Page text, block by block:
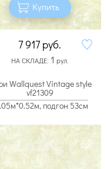
Купить
7 917 руб.
НА СКЛАДЕ: 1 рул.
Wallquest Vintage style
vf21309
подгон 53см